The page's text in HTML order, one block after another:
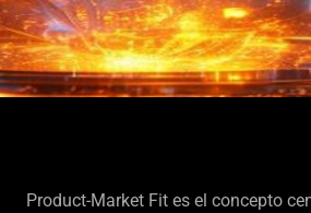
Product-Market Fit es el concepto